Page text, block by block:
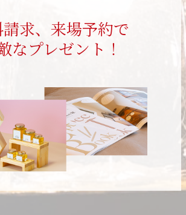
求、来場予約で
なプレゼント！